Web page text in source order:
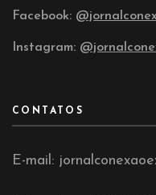
Facebook:
Instagram:
CONTATOS
E-mail: